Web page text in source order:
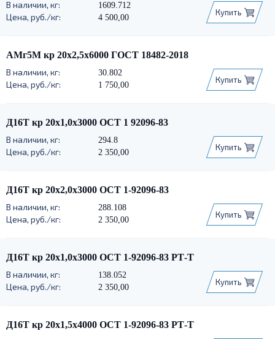
1609.712
4 500,00
Купить
АМг5М кр 20х2,5х6000 ГОСТ 18482-2018
30.802
1 750,00
Купить
Д16Т кр 20х1,0х3000 ОСТ 1 92096-83
294.8
2 350,00
Купить
Д16Т кр 20х2,0х3000 ОСТ 1-92096-83
288.108
2 350,00
Купить
Д16Т кр 20х1,0х3000 ОСТ 1-92096-83 РТ-Т
138.052
2 350,00
Купить
Д16Т кр 20х1,5х4000 ОСТ 1-92096-83 РТ-Т